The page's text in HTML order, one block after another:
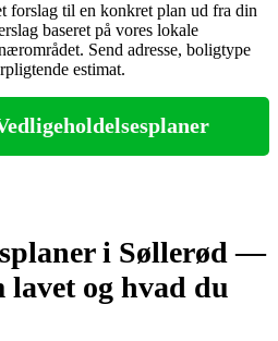
forslag til en konkret plan ud fra din
baseret på vores lokale
Send adresse, boligtype
estimat.
i Søllerød —
og hvad du